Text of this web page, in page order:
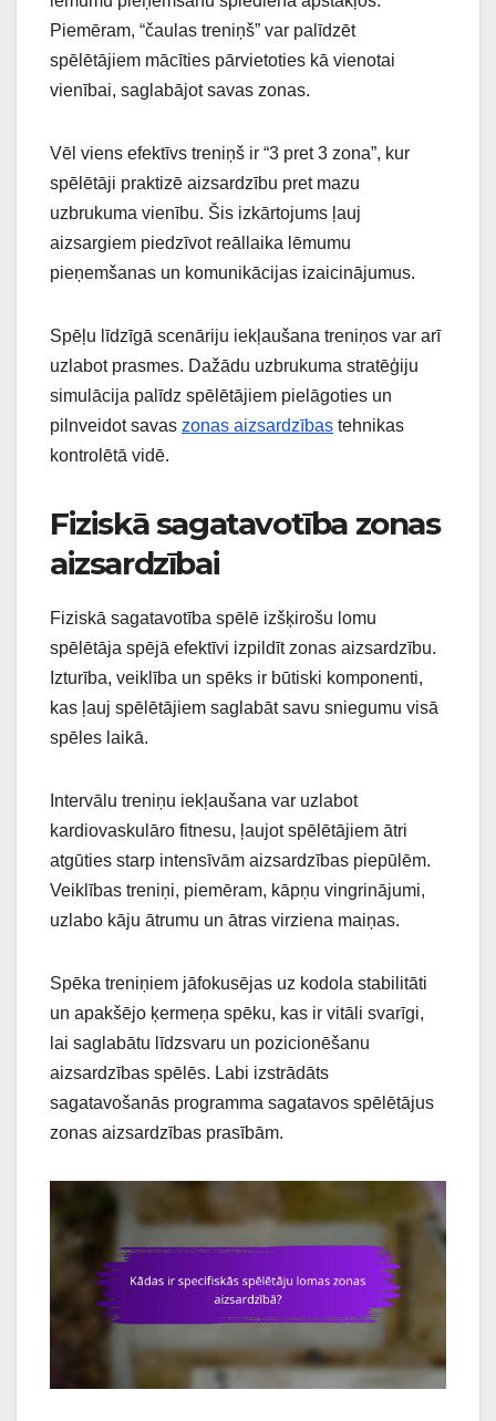
Piemēram, “čaulas treniņš” var palīdzēt
spēlētājiem mācīties pārvietoties kā vienotai
vienībai, saglabājot savas zonas.
Vēl viens efektīvs treniņš ir “3 pret 3 zona”, kur
spēlētāji praktizē aizsardzību pret mazu
uzbrukuma vienību. Šis izkārtojums ļauj
aizsargiem piedzīvot reāllaika lēmumu
pieņemšanas un komunikācijas izaicinājumus.
Spēļu līdzīgā scenāriju iekļaušana treniņos var arī
uzlabot prasmes. Dažādu uzbrukuma stratēģiju
simulācija palīdz spēlētājiem pielāgoties un
pilnveidot savas zonas aizsardzības tehnikas
kontrolētā vidē.
Fiziskā sagatavotība zonas
aizsardzībai
Fiziskā sagatavotība spēlē izšķirošu lomu
spēlētāja spējā efektīvi izpildīt zonas aizsardzību.
Izturība, veiklība un spēks ir būtiski komponenti,
kas ļauj spēlētājiem saglabāt savu sniegumu visā
spēles laikā.
Intervālu treniņu iekļaušana var uzlabot
kardiovaskulāro fitnesu, ļaujot spēlētājiem ātri
atgūties starp intensīvām aizsardzības piepūlēm.
Veiklības treniņi, piemēram, kāpņu vingrinājumi,
uzlabo kāju ātrumu un ātras virziena maiņas.
Spēka treniņiem jāfokusējas uz kodola stabilitāti
un apakšējo ķermeņa spēku, kas ir vitāli svarīgi,
lai saglabātu līdzsvaru un pozicionēšanu
aizsardzības spēlēs. Labi izstrādāts
sagatavošanās programma sagatavos spēlētājus
zonas aizsardzības prasībām.